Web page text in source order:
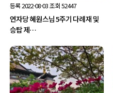
등록2022-08-03조회 52447
연자당 혜원스님 5주기 다례재 및
승탑 제…